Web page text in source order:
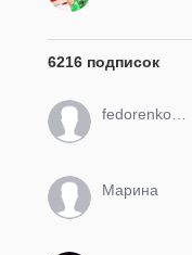
6216 подписок
Марина